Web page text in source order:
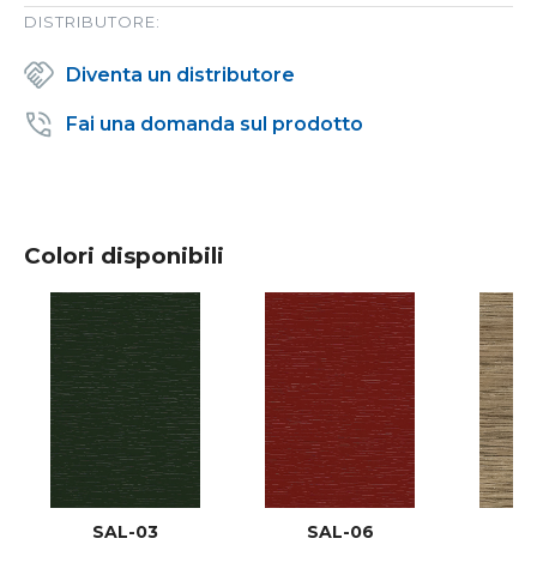
DISTRIBUTORE:
Diventa un distributore
Fai una domanda sul prodotto
Colori disponibili
SAL-03 SAL-06